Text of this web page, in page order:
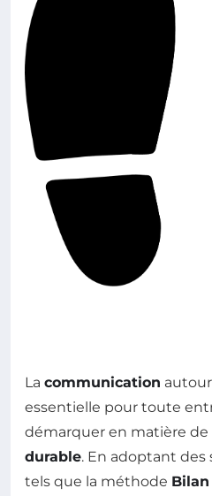
La communication
essentielle pour toute
démarquer en matière de
durable. En adoptant
tels que la méthode